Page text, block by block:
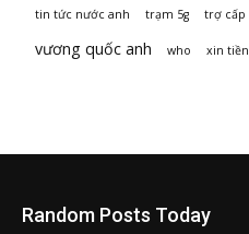
tin tức nước anh trạm 5g trợ cấp
vương quốc anh who xin tiền
Random Posts Today